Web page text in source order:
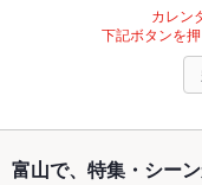
カレン
下記ボタンを
富山で、特集・シー